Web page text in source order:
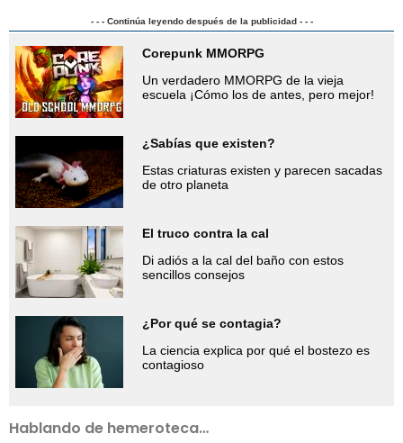
- - - Continúa leyendo después de la publicidad - - -
Corepunk MMORPG
Un verdadero MMORPG de la vieja
escuela ¡Cómo los de antes, pero mejor!
¿Sabías que existen?
Estas criaturas existen y parecen sacadas
de otro planeta
El truco contra la cal
Di adiós a la cal del baño con estos
sencillos consejos
¿Por qué se contagia?
La ciencia explica por qué el bostezo es
contagioso
Hablando de hemeroteca…